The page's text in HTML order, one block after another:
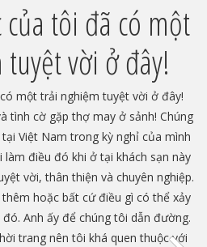
tôi đã có một
vời ở đây!
một trải nghiệm tuyệt vời ở đây!
tình cờ gặp thợ may ở sảnh! Chúng
Việt Nam trong kỳ nghỉ của mình
điều đó khi ở tại khách sạn này
vời, thân thiện và chuyên nghiệp.
hoặc bất cứ điều gì có thể xảy
Anh ấy để chúng tôi dẫn đường.
trang nên tôi khá quen thuộc với